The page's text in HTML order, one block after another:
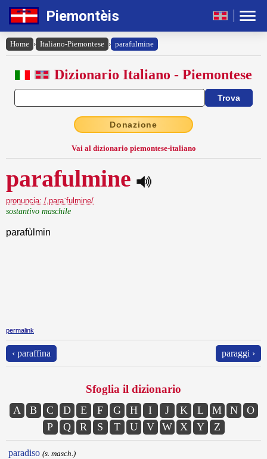
Piemontèis
Home › Italiano-Piemontese › parafulmine
Dizionario Italiano - Piemontese
Donazione
Vai al dizionario piemontese-italiano
parafulmine
pronuncia: /,paraˈfulmine/
sostantivo maschile
parafùlmin
permalink
‹ paraffina paraggi ›
Sfoglia il dizionario
A B C D E F G H I J K L M N
O
P
Q R S T U V W X Y Z
paradiso (s. masch.)